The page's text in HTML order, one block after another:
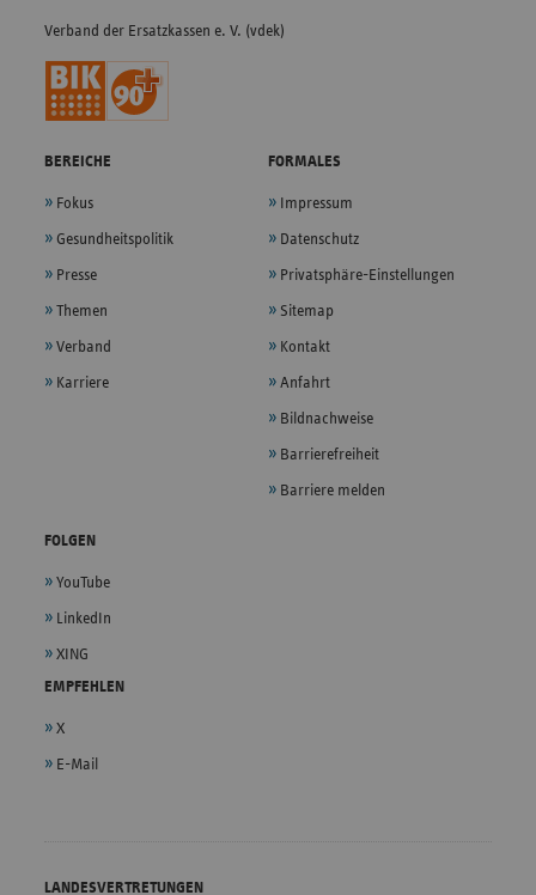
Verband der Ersatzkassen e. V. (vdek)
BEREICHE
Fokus
Gesundheitspolitik
Presse
Themen
Verband
Karriere
FORMALES
Impressum
Datenschutz
Privatsphäre-Einstellungen
Sitemap
Kontakt
Anfahrt
Bildnachweise
Barrierefreiheit
Barriere melden
FOLGEN
YouTube
LinkedIn
XING
EMPFEHLEN
X
E-Mail
LANDESVERTRETUNGEN